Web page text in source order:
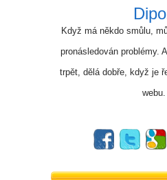
Když má někdo smůlu,
pronásledován problémy.
trpět, dělá dobře, když je
webu.